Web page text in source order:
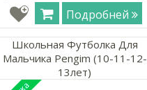
Подробней
Школьная Футболка Для
Мальчика Pengim (10-11-12-
13лет)